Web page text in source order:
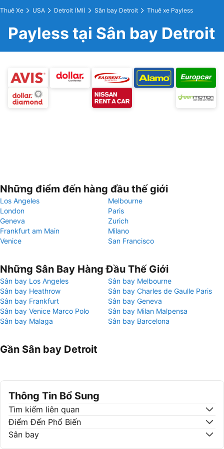
Thuê Xe USA Detroit (MI) Sân bay Detroit Thuê xe Payless
Payless tại Sân bay Detroit
Những điểm đến hàng đầu thế giới
Los Angeles
Melbourne
London
Paris
Geneva
Zurich
Frankfurt am Main
Milano
Venice
San Francisco
Những Sân Bay Hàng Đầu Thế Giới
Sân bay Los Angeles
Sân bay Melbourne
Sân bay Heathrow
Sân bay Charles de Gaulle Paris
Sân bay Frankfurt
Sân bay Geneva
Sân bay Venice Marco Polo
Sân bay Milan Malpensa
Sân bay Malaga
Sân bay Barcelona
Gần Sân bay Detroit
Thông Tin Bổ Sung
Tìm kiếm liên quan
Điểm Đến Phổ Biến
Sân bay